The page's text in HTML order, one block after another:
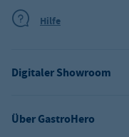
Über GastroHero
Digitaler Showroom
Hilfe